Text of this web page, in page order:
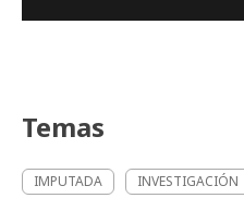
Temas
IMPUTADA INVESTIGACIÓN